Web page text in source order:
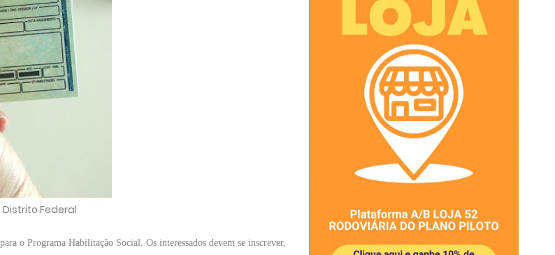
Federal
o Programa Habilitação Social. Os interessados devem se inscrever,